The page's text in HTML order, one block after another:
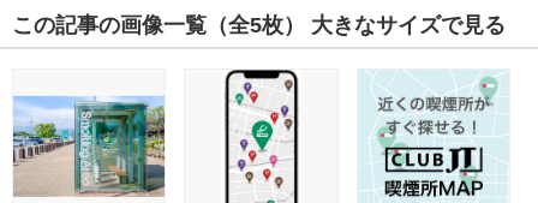
この記事の画像一覧 （全5枚） 大きなサイズで見る